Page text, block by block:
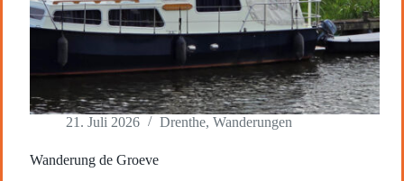
21. Juli 2026 Drenthe, Wanderungen
Wanderung de Groeve